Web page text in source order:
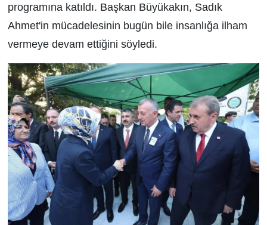
programına katıldı. Başkan Büyükakın, Sadık
Ahmet'in mücadelesinin bugün bile insanlığa ilham
vermeye devam ettiğini söyledi.